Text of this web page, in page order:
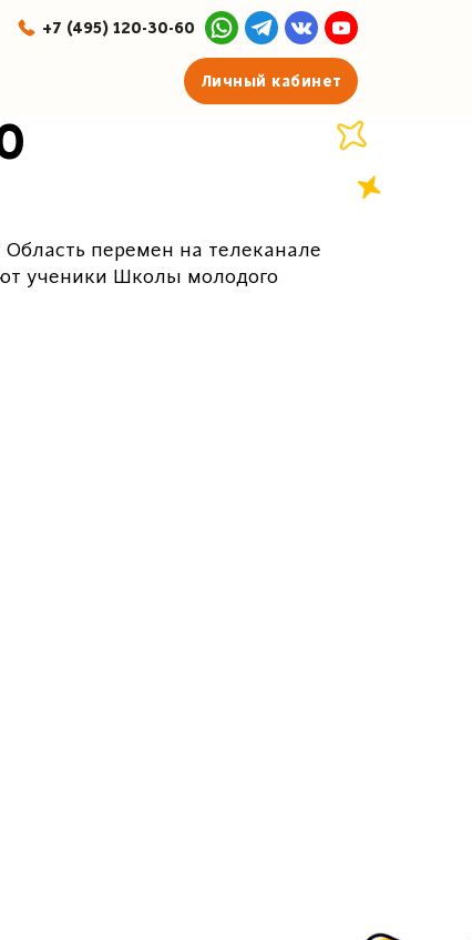
+7 (495) 120-30-60
Личный кабинет
перемен на телеканале
ученики Школы молодого